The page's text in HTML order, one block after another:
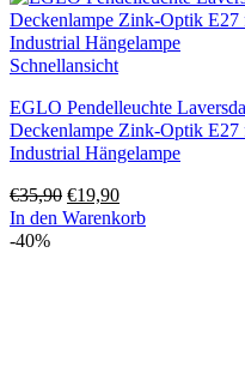
Schnellansicht
EGLO Pendelleuchte
Deckenlampe Zink-Optik E27
Industrial Hängelampe
€35,90 Ursprünglicher
Preis
€19,90Aktueller
Preis
In den Warenkorb
-40%